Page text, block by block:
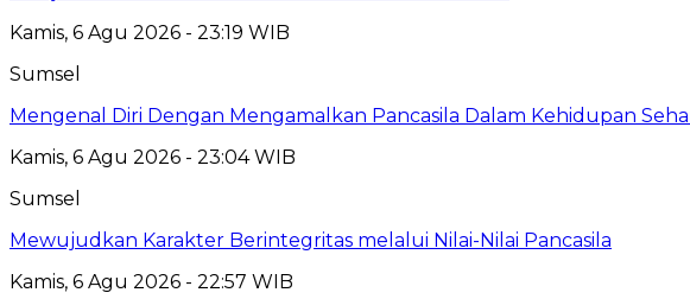
Kamis, 6 Agu 2026 - 23:19 WIB
Sumsel
Mengenal Diri Dengan Mengamalkan Pancasila Dalam Kehidupan
Kamis, 6 Agu 2026 - 23:04 WIB
Sumsel
Mewujudkan Karakter Berintegritas melalui Nilai-Nilai Pancasila
Kamis, 6 Agu 2026 - 22:57 WIB